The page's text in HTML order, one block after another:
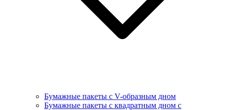
Бумажные пакеты с V-образным дном
Бумажные пакеты с квадратным дном с